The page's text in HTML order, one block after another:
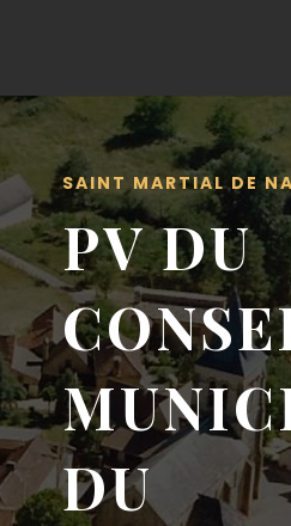
SAINT MARTIAL DE
PV DU
DU